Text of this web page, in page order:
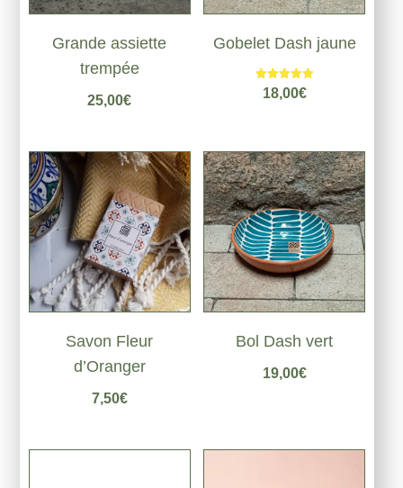
Grande assiette
trempée
25,00€
Gobelet Dash jaune
Note
5.00
18,00€
Savon Fleur
d’Oranger
7,50€
Bol Dash vert
19,00€